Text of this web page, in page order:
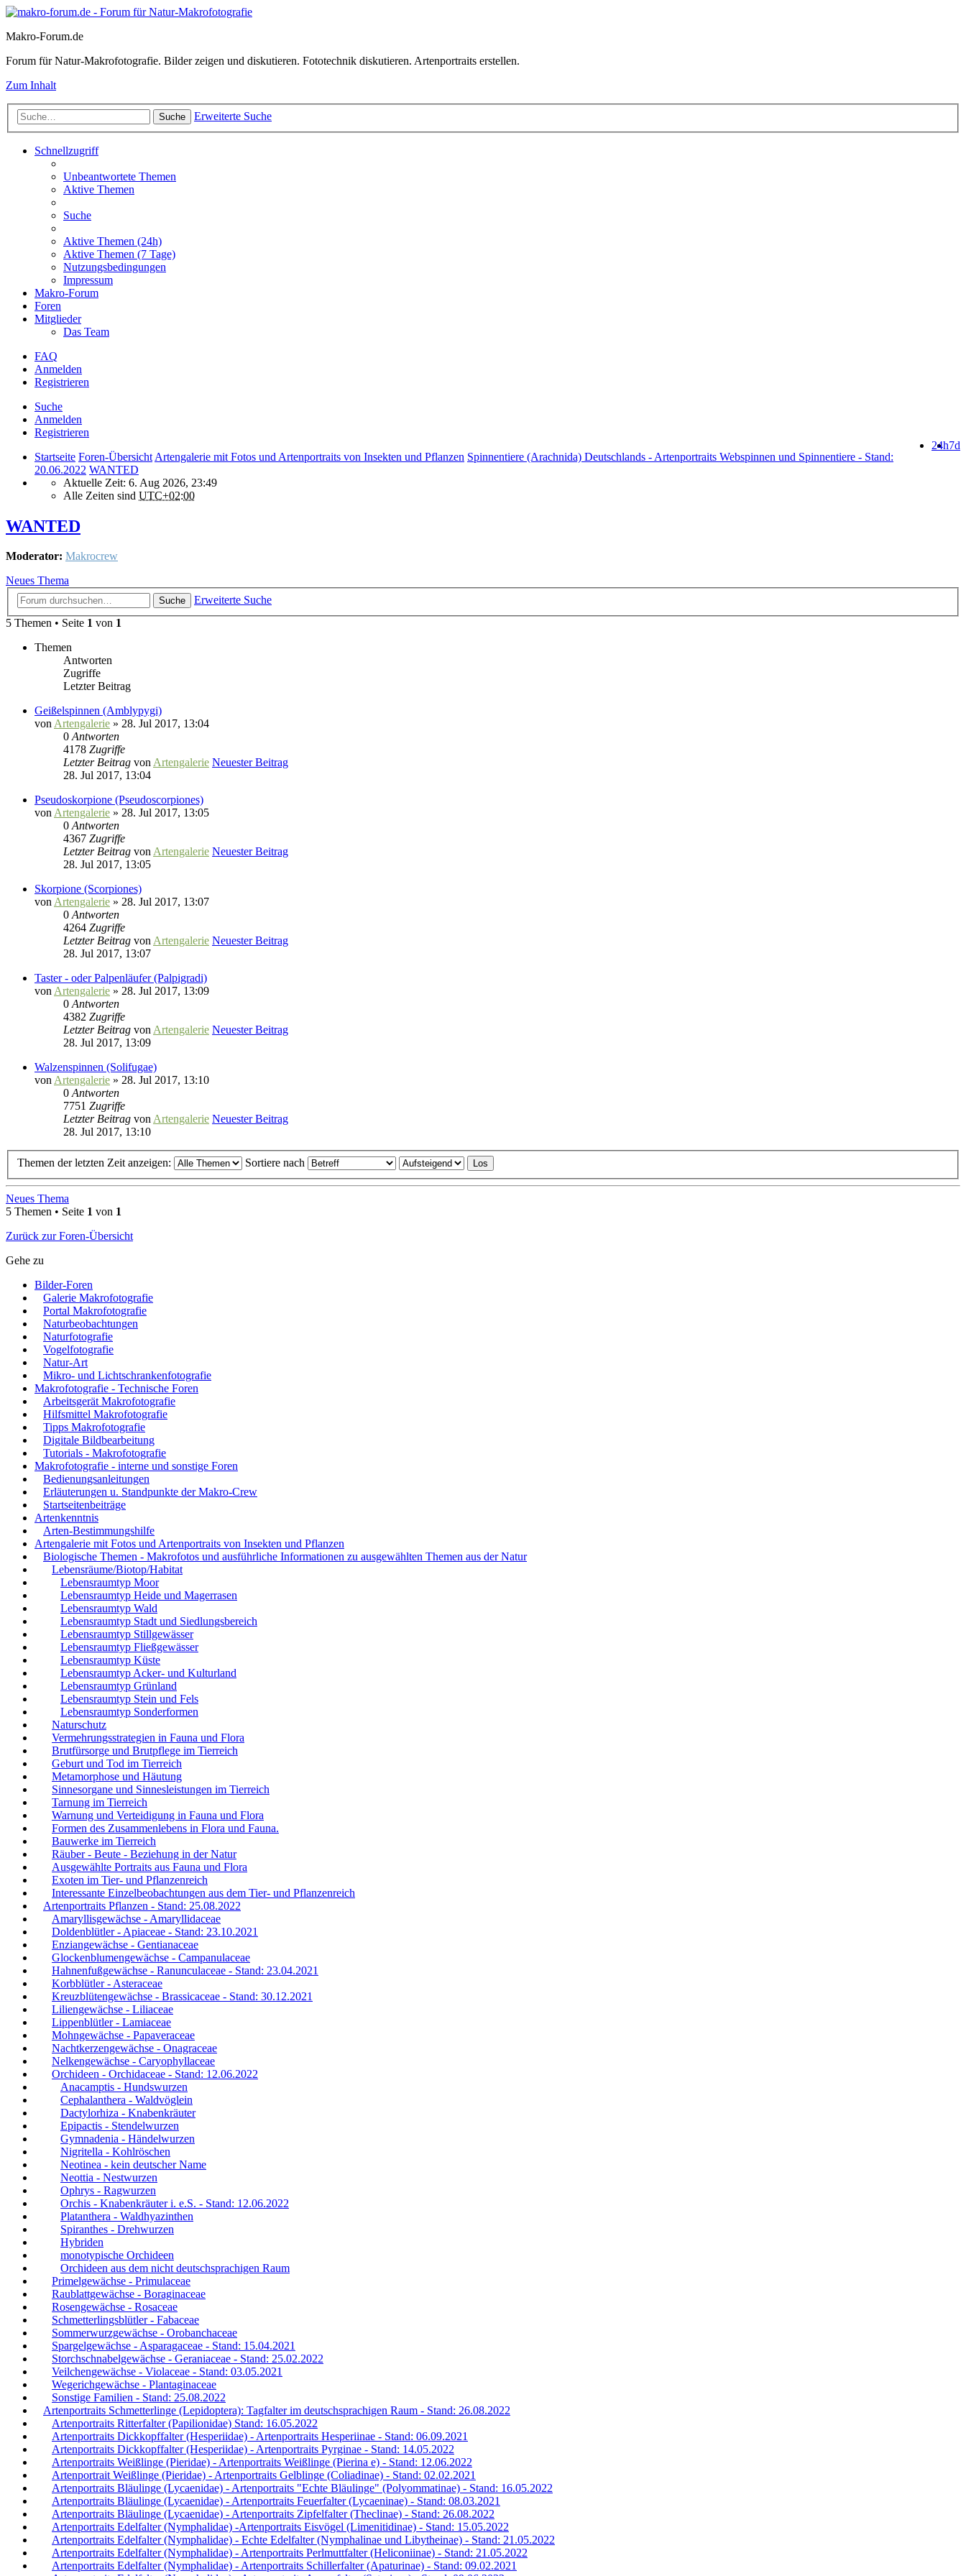
Makro-Forum.de
Forum für Natur-Makrofotografie. Bilder zeigen und diskutieren. Fototechnik diskutieren. Artenportraits erstellen.
Zum Inhalt
Suche Erweiterte Suche
Schnellzugriff
Unbeantwortete Themen
Aktive Themen
Suche
Aktive Themen (24h)
Aktive Themen (7 Tage)
Nutzungsbedingungen
Impressum
Makro-Forum
Foren
Mitglieder
Das Team
FAQ
Anmelden
Registrieren
Suche
Anmelden
Registrieren
7d
24h
Startseite Foren-Übersicht Artengalerie mit Fotos und Artenportraits von Insekten und Pflanzen Spinnentiere (Arachnida) Deutschlands - Artenportraits Webspinnen und Spinnentiere - Stand:
20.06.2022 WANTED
Aktuelle Zeit: 6. Aug 2026, 23:49
Alle Zeiten sind UTC+02:00
WANTED
Moderator: Makrocrew
Neues Thema
Suche
Erweiterte Suche
5 Themen • Seite 1 von 1
Themen
Antworten
Zugriffe
Letzter Beitrag
Geißelspinnen (Amblypygi)
von Artengalerie » 28. Jul 2017, 13:04
0 Antworten
4178 Zugriffe
Letzter Beitrag von Artengalerie Neuester Beitrag
28. Jul 2017, 13:04
Pseudoskorpione (Pseudoscorpiones)
von Artengalerie » 28. Jul 2017, 13:05
0 Antworten
4367 Zugriffe
Letzter Beitrag von Artengalerie Neuester Beitrag
28. Jul 2017, 13:05
Skorpione (Scorpiones)
von Artengalerie » 28. Jul 2017, 13:07
0 Antworten
4264 Zugriffe
Letzter Beitrag von Artengalerie Neuester Beitrag
28. Jul 2017, 13:07
Taster - oder Palpenläufer (Palpigradi)
von Artengalerie » 28. Jul 2017, 13:09
0 Antworten
4382 Zugriffe
Letzter Beitrag von Artengalerie Neuester Beitrag
28. Jul 2017, 13:09
Walzenspinnen (Solifugae)
von Artengalerie » 28. Jul 2017, 13:10
0 Antworten
7751 Zugriffe
Letzter Beitrag von Artengalerie Neuester Beitrag
28. Jul 2017, 13:10
Themen der letzten Zeit anzeigen: Sortiere nach
Neues Thema
5 Themen • Seite 1 von 1
Zurück zur Foren-Übersicht
Gehe zu
Bilder-Foren
Galerie Makrofotografie
Portal Makrofotografie
Naturbeobachtungen
Naturfotografie
Vogelfotografie
Natur-Art
Mikro- und Lichtschrankenfotografie
Makrofotografie - Technische Foren
Arbeitsgerät Makrofotografie
Hilfsmittel Makrofotografie
Tipps Makrofotografie
Digitale Bildbearbeitung
Tutorials - Makrofotografie
Makrofotografie - interne und sonstige Foren
Bedienungsanleitungen
Erläuterungen u. Standpunkte der Makro-Crew
Startseitenbeiträge
Artenkenntnis
Arten-Bestimmungshilfe
Artengalerie mit Fotos und Artenportraits von Insekten und Pflanzen
Biologische Themen - Makrofotos und ausführliche Informationen zu ausgewählten Themen aus der Natur
Lebensräume/Biotop/Habitat
Lebensraumtyp Moor
Lebensraumtyp Heide und Magerrasen
Lebensraumtyp Wald
Lebensraumtyp Stadt und Siedlungsbereich
Lebensraumtyp Stillgewässer
Lebensraumtyp Fließgewässer
Lebensraumtyp Küste
Lebensraumtyp Acker- und Kulturland
Lebensraumtyp Grünland
Lebensraumtyp Stein und Fels
Lebensraumtyp Sonderformen
Naturschutz
Vermehrungsstrategien in Fauna und Flora
Brutfürsorge und Brutpflege im Tierreich
Geburt und Tod im Tierreich
Metamorphose und Häutung
Sinnesorgane und Sinnesleistungen im Tierreich
Tarnung im Tierreich
Warnung und Verteidigung in Fauna und Flora
Formen des Zusammenlebens in Flora und Fauna.
Bauwerke im Tierreich
Räuber - Beute - Beziehung in der Natur
Ausgewählte Portraits aus Fauna und Flora
Exoten im Tier- und Pflanzenreich
Interessante Einzelbeobachtungen aus dem Tier- und Pflanzenreich
Artenportraits Pflanzen - Stand: 25.08.2022
Amaryllisgewächse - Amaryllidaceae
Doldenblütler - Apiaceae - Stand: 23.10.2021
Enziangewächse - Gentianaceae
Glockenblumengewächse - Campanulaceae
Hahnenfußgewächse - Ranunculaceae - Stand: 23.04.2021
Korbblütler - Asteraceae
Kreuzblütengewächse - Brassicaceae - Stand: 30.12.2021
Liliengewächse - Liliaceae
Lippenblütler - Lamiaceae
Mohngewächse - Papaveraceae
Nachtkerzengewächse - Onagraceae
Nelkengewächse - Caryophyllaceae
Orchideen - Orchidaceae - Stand: 12.06.2022
Anacamptis - Hundswurzen
Cephalanthera - Waldvöglein
Dactylorhiza - Knabenkräuter
Epipactis - Stendelwurzen
Gymnadenia - Händelwurzen
Nigritella - Kohlröschen
Neotinea - kein deutscher Name
Neottia - Nestwurzen
Ophrys - Ragwurzen
Orchis - Knabenkräuter i. e.S. - Stand: 12.06.2022
Platanthera - Waldhyazinthen
Spiranthes - Drehwurzen
Hybriden
monotypische Orchideen
Orchideen aus dem nicht deutschsprachigen Raum
Primelgewächse - Primulaceae
Raublattgewächse - Boraginaceae
Rosengewächse - Rosaceae
Schmetterlingsblütler - Fabaceae
Sommerwurzgewächse - Orobanchaceae
Spargelgewächse - Asparagaceae - Stand: 15.04.2021
Storchschnabelgewächse - Geraniaceae - Stand: 25.02.2022
Veilchengewächse - Violaceae - Stand: 03.05.2021
Wegerichgewächse - Plantaginaceae
Sonstige Familien - Stand: 25.08.2022
Artenportraits Schmetterlinge (Lepidoptera): Tagfalter im deutschsprachigen Raum - Stand: 26.08.2022
Artenportraits Ritterfalter (Papilionidae) Stand: 16.05.2022
Artenportraits Dickkopffalter (Hesperiidae) - Artenportraits Hesperiinae - Stand: 06.09.2021
Artenportraits Dickkopffalter (Hesperiidae) - Artenportraits Pyrginae - Stand: 14.05.2022
Artenportraits Weißlinge (Pieridae) - Artenportraits Weißlinge (Pierina e) - Stand: 12.06.2022
Artenportrait Weißlinge (Pieridae) - Artenportraits Gelblinge (Coliadinae) - Stand: 02.02.2021
Artenportraits Bläulinge (Lycaenidae) - Artenportraits "Echte Bläulinge" (Polyommatinae) - Stand: 16.05.2022
Artenportraits Bläulinge (Lycaenidae) - Artenportraits Feuerfalter (Lycaeninae) - Stand: 08.03.2021
Artenportraits Bläulinge (Lycaenidae) - Artenportraits Zipfelfalter (Theclinae) - Stand: 26.08.2022
Artenportraits Edelfalter (Nymphalidae) -Artenportraits Eisvögel (Limenitidinae) - Stand: 15.05.2022
Artenportraits Edelfalter (Nymphalidae) - Echte Edelfalter (Nymphalinae und Libytheinae) - Stand: 21.05.2022
Artenportraits Edelfalter (Nymphalidae) - Artenportraits Perlmuttfalter (Heliconiinae) - Stand: 21.05.2022
Artenportraits Edelfalter (Nymphalidae) - Artenportraits Schillerfalter (Apaturinae) - Stand: 09.02.2021